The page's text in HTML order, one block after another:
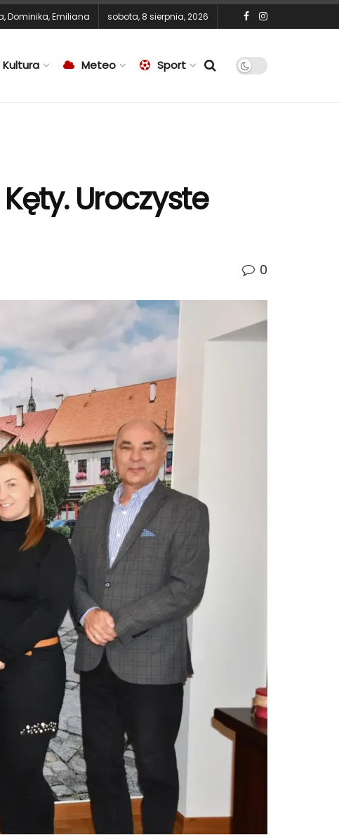
,Dominika,Emiliana sobota, 8 sierpnia, 2026
Kultura Meteo Sport
Uroczyste
0